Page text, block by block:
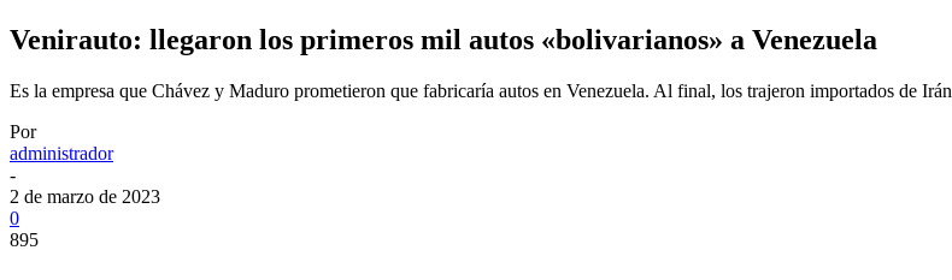
Venirauto: llegaron los primeros mil autos «bolivarianos» a Venezuela
Es la empresa que Chávez y Maduro prometieron que fabricaría autos en Venezuela. Al final, los trajeron importados de Irán
Por
administrador
-
2 de marzo de 2023
0
895